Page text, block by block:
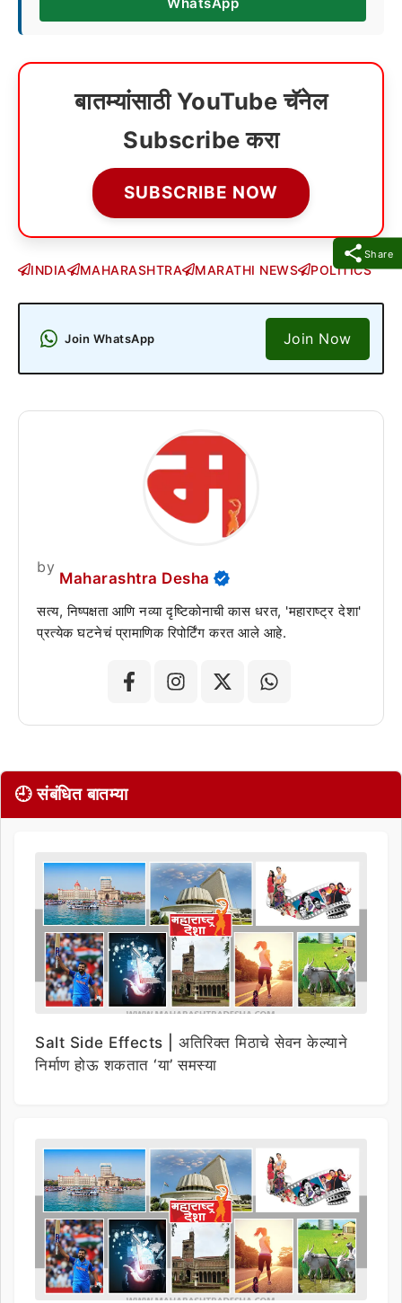
Share
बातम्यांसाठी YouTube चॅनेल
Subscribe करा
SUBSCRIBE NOW
INDIA MAHARASHTRA MARATHI NEWS POLITICS
Join WhatsApp Join Now
by
Maharashtra Desha
सत्य, निष्पक्षता आणि नव्या दृष्टिकोनाची कास धरत, 'महाराष्ट्र देशा'
प्रत्येक घटनेचं प्रामाणिक रिपोर्टिंग करत आले आहे.
🕘 संबंधित बातम्या
Salt Side Effects | अतिरिक्त मिठाचे सेवन केल्याने
निर्माण होऊ शकतात ‘या’ समस्या